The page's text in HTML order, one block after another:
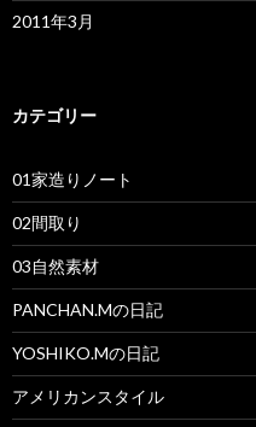
2011年3月
カテゴリー
01家造りノート
02間取り
03自然素材
PANCHAN.Mの日記
YOSHIKO.Mの日記
アメリカンスタイル